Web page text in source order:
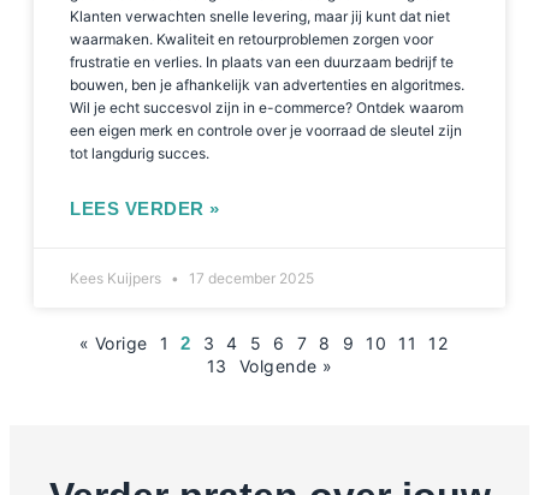
Klanten verwachten snelle levering, maar jij kunt dat niet
waarmaken. Kwaliteit en retourproblemen zorgen voor
frustratie en verlies. In plaats van een duurzaam bedrijf te
bouwen, ben je afhankelijk van advertenties en algoritmes.
Wil je echt succesvol zijn in e-commerce? Ontdek waarom
een eigen merk en controle over je voorraad de sleutel zijn
tot langdurig succes.
LEES VERDER »
Kees Kuijpers 17 december 2025
« Vorige 1 2 3 4 5 6 7 8 9 10 11
12
13
Volgende »